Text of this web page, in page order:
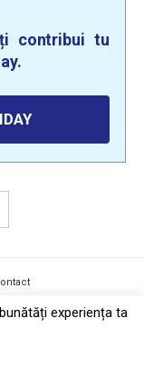
contribui tu
experiența ta